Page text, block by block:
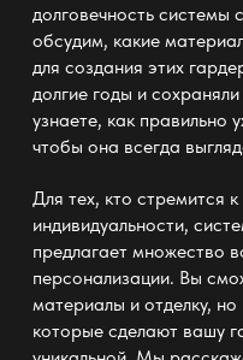
долговечность системы
обсудим, какие
для создания этих
долгие годы и
узнаете, как правильно
чтобы она всегда
Для тех, кто стремится
индивидуальности,
предлагает множество
персонализации. Вы
материалы и отделку,
которые сделают вашу